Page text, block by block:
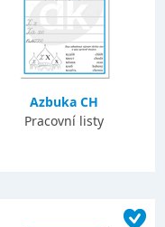
Azbuka CH
Pracovní listy